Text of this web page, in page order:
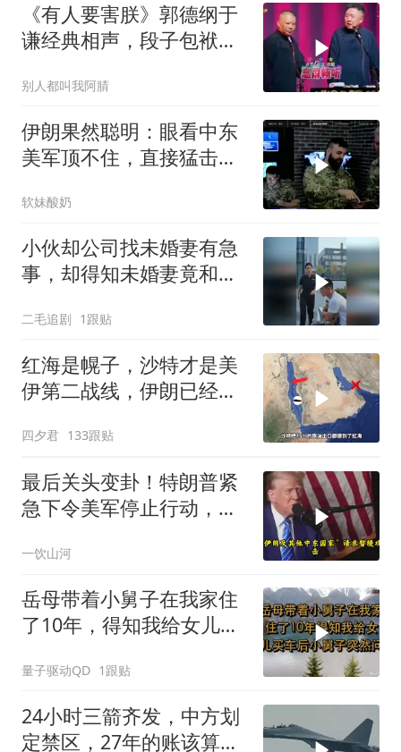
《有人要害朕》郭德纲于
谦经典相声，段子包袱满
别人都叫我阿腈
伊朗果然聪明：眼看中东
美军顶不住，直接猛击要
软妹酸奶
小伙却公司找未婚妻有急
事，却得知未婚妻竟和别
二毛追剧 1跟贴
红海是幌子，沙特才是美
伊第二战线，伊朗已经输
四夕君 133跟贴
最后关头变卦！特朗普紧
急下令美军停止行动，他
一饮山河
岳母带着小舅子在我家住
了10年，得知我给女儿买
量子驱动QD 1跟贴
24小时三箭齐发，中方划
定禁区，27年的账该算